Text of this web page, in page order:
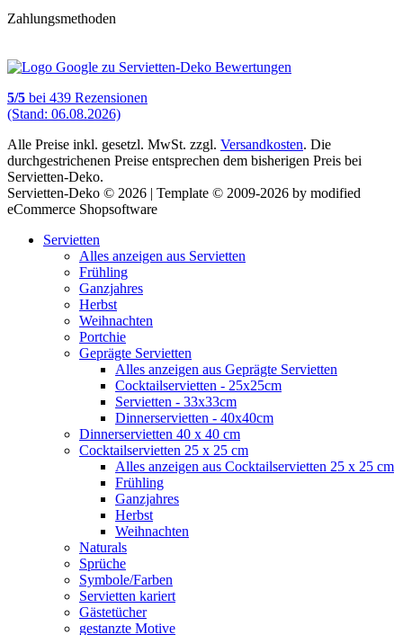
Zahlungsmethoden
5/5 bei 439 Rezensionen
(Stand: 06.08.2026)
Alle Preise inkl. gesetzl. MwSt. zzgl. Versandkosten. Die
durchgestrichenen Preise entsprechen dem bisherigen Preis bei
Servietten-Deko.
Servietten-Deko © 2026 | Template © 2009-2026 by modified
eCommerce Shopsoftware
Servietten
Alles anzeigen aus Servietten
Frühling
Ganzjahres
Herbst
Weihnachten
Portchie
Geprägte Servietten
Alles anzeigen aus Geprägte Servietten
Cocktailservietten - 25x25cm
Servietten - 33x33cm
Dinnerservietten - 40x40cm
Dinnerservietten 40 x 40 cm
Cocktailservietten 25 x 25 cm
Alles anzeigen aus Cocktailservietten 25 x 25 cm
Frühling
Ganzjahres
Herbst
Weihnachten
Naturals
Sprüche
Symbole/Farben
Servietten kariert
Gästetücher
gestanzte Motive